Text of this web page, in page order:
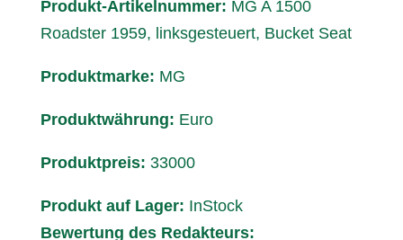
Produkt-Artikelnummer: MG A 1500
Roadster 1959, linksgesteuert, Bucket Seat
Produktmarke: MG
Produktwährung: Euro
Produktpreis: 33000
Produkt auf Lager: InStock
Bewertung des Redakteurs: